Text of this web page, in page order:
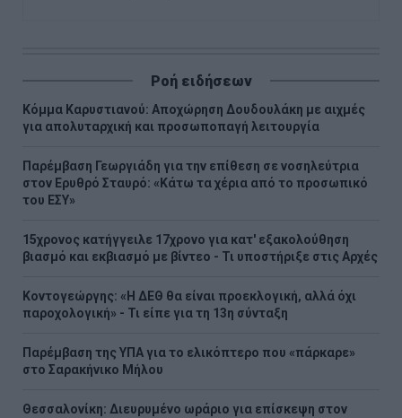
Ροή ειδήσεων
Κόμμα Καρυστιανού: Αποχώρηση Δουδουλάκη με αιχμές
για απολυταρχική και προσωποπαγή λειτουργία
Παρέμβαση Γεωργιάδη για την επίθεση σε νοσηλεύτρια
στον Ερυθρό Σταυρό: «Κάτω τα χέρια από το προσωπικό
του ΕΣΥ»
15χρονος κατήγγειλε 17χρονο για κατ' εξακολούθηση
βιασμό και εκβιασμό με βίντεο - Τι υποστήριξε στις Αρχές
Κοντογεώργης: «Η ΔΕΘ θα είναι προεκλογική, αλλά όχι
παροχολογική» - Τι είπε για τη 13η σύνταξη
Παρέμβαση της ΥΠΑ για το ελικόπτερο που «πάρκαρε»
στο Σαρακήνικο Μήλου
Θεσσαλονίκη: Διευρυμένο ωράριο για επίσκεψη στον